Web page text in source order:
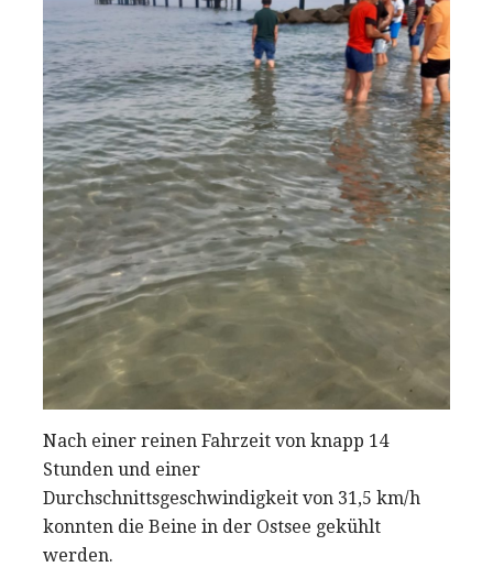
Nach einer reinen Fahrzeit von knapp 14
Stunden und einer
Durchschnittsgeschwindigkeit von 31,5 km/h
konnten die Beine in der Ostsee gekühlt
werden.